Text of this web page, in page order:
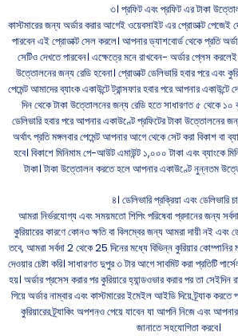
৩। প্রফিট এবং প্রফিট এর টাকা
কাস্টমারের জন্য অর্ডার করার আগেই ওয়েবসাইট এর প্রোডাক্ট পেজেই
পারবেন এই প্রোডাক্ট সেল করলে। আপনার ড্যাশবোর্ড থেকে প্রতি
সেটিও দেখতে পারবেন। এক্ষেত্রে মনে রাখবেন- অর্ডার প্লেস
উত্তোলনের জন্য রেডি হবেনা। প্রোডাক্ট ডেলিভারি হবার পরে এবং
পেমেন্ট আমাদের ব্যাংক একাউন্টে ট্রান্সফার হবার পরে আপনার একাউন্টে
দিন থেকে টাকা উত্তোলনের জন্য রেডি হতে সাধারণত ৫ থেকে ১০
ডেলিভারি হবার পরে আপনার একাউণ্টে প্রফিটের টাকা উত্তোলনের
অর্থাৎ প্রতি মঙ্গলবার পেমেন্ট আপনার আগে থেকে সেট করা বিকাশ বা
হবে। বিকাশে মিনিমাম পে-আউট এমাউন্ট ১,০০০ টাকা এবং ব্যাংকে
টাকা। টাকা উত্তোলন করতে হলে আপনার একাউণ্টে নুন্নতম
৪। ডেলিভারি প্রক্রিয়া এবং ডেলিভারি
আমরা নির্ভরযোগ্য এবং সময়মতো শিপিং পরিষেবা প্রদানের জন্য
কুরিয়ারের কারণে কোনও ক্ষতি বা বিলম্বের জন্য আমরা দায়ী নই এবং
তবে, আমরা সর্বদা 2 থেকে 25 দিনের মধ্যে বিভিন্ন কুরিয়ার
দেওয়ার চেষ্টা করি। সাধারণত দুপুর ৩ টার আগে সাবমিট করা প্রতিটি
হয়। অর্ডার প্রসেস করার পর কুরিয়ারে হ্যান্ডওভার করার পর তা সেইদিন
গিয়ে অর্ডার নাম্বার এবং কাস্টমারের ইমেইল আইডি দিয়ে ট্র্যাক
কুরিয়ারের ট্র্যাকিং অপশনও পেয়ে যাবেন যা আপনি নিজে এবং
জানাতে সহযোগিতা করবে।